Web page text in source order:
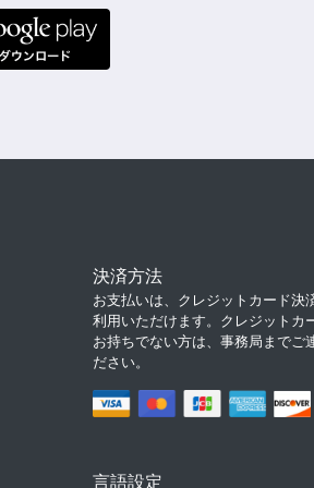
決済方法
お支払いは、クレジットカード決
利用いただけます。クレジットカ
お持ちでない方は、事務局までご
ださい。
言語設定